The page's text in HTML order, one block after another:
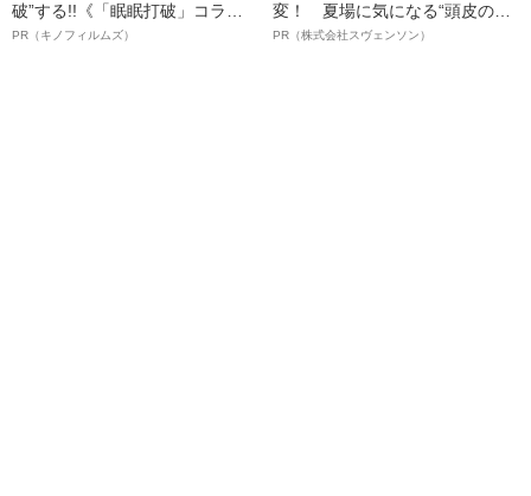
破”する!!《「眠眠打破」コラ
ボ》
PR（キノフィルムズ）
変！ 夏場に気になる“頭皮のニ
オイ”や“ベタつき”を解消す
PR（株式会社スヴェンソン）